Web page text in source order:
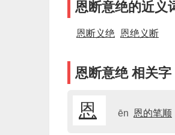
恩断意绝的近义
恩断义绝 恩绝义断
恩断意绝 相关字
恩 ēn 恩的笔顺